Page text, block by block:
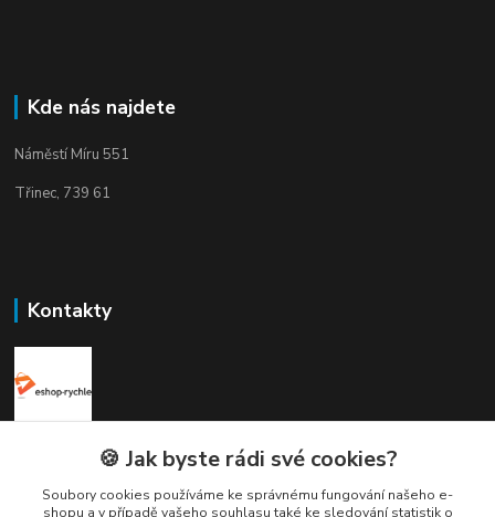
Kde nás najdete
Náměstí Míru 551
Třinec, 739 61
Kontakty
Petr Nedvídek
🍪 Jak byste rádi své cookies?
Soubory cookies používáme ke správnému fungování našeho e-
shopu a v případě vašeho souhlasu také ke sledování statistik o